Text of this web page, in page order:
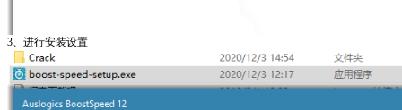
3、进行安装设置